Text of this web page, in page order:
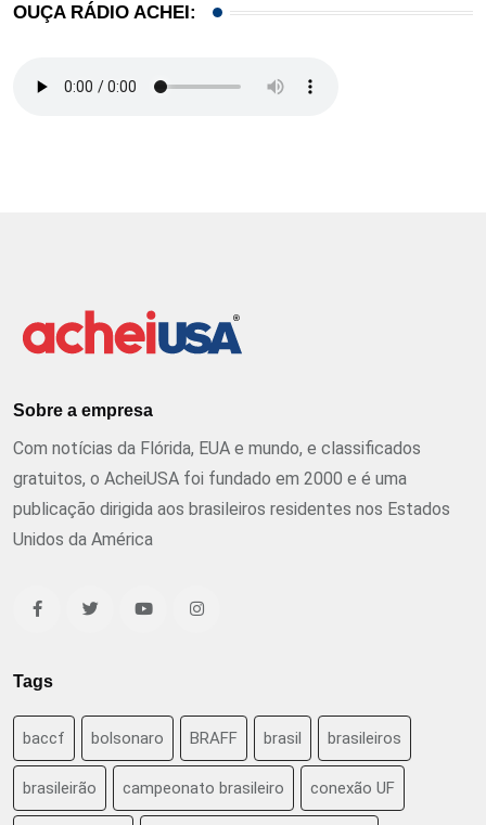
OUÇA RÁDIO ACHEI:
Sobre a empresa
Com notícias da Flórida, EUA e mundo, e classificados
gratuitos, o AcheiUSA foi fundado em 2000 e é uma
publicação dirigida aos brasileiros residentes nos Estados
Unidos da América
Tags
baccf bolsonaro BRAFF brasil brasileiros
brasileirão campeonato brasileiro conexão UF